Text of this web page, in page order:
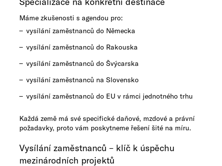
Máme zkušenosti s agendou pro:
vysílání zaměstnanců do Německa
vysílání zaměstnanců do Rakouska​
vysílání zaměstnanců do Švýcarska
vysílání zaměstnanců na Slovensko
vysílání​ zaměstnanců do EU v rámci jednotného trhu
Každá země má své specifické daňové, mzdové a právní
požadavky, proto vám poskytneme řešení šité na míru.
Vysílání zaměstnanců – klíč k úspěchu
mezinárodních projektů